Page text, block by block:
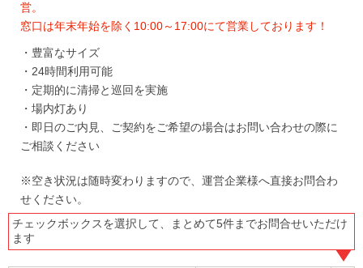
営。
窓口は年末年始を除く10:00～17:00にて営業しております！
・豊富なサイズ
・24時間利用可能
・定期的に清掃と巡回を実施
・場内灯あり
・即日のご内見、ご契約をご希望の場合はお問い合わせの際に
ご相談ください
※空き状況は随時変わりますので、運営企業様へ直接お問合わ
せください。
チェックボックスを選択して、まとめて5件までお問合せいただけ
ます